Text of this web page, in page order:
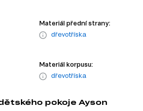
Materiál přední strany:
dřevotříska
Materiál korpusu:
dřevotříska
pokoje Ayson